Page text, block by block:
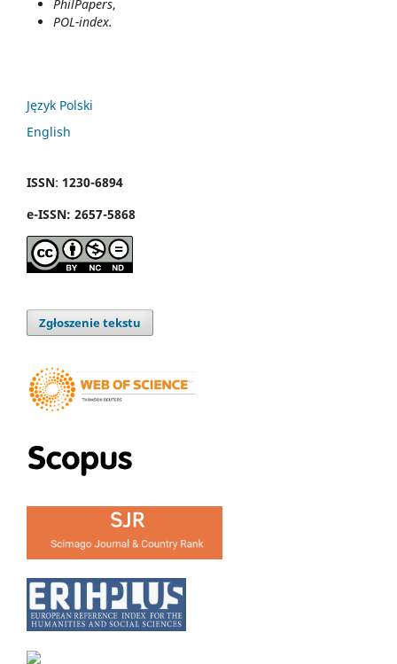
PhilPapers,
POL-index.
Język Polski
English
ISSN: 1230-6894
e-ISSN: 2657-5868
Zgłoszenie tekstu